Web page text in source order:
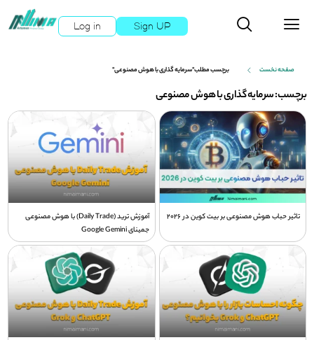
Log in Sign UP
صفحه نخست برچسب مطلب"سرمایه گذاری با هوش مصنوعی"
برچسب: سرمایه گذاری با هوش مصنوعی
تاثیر حباب هوش مصنوعی بر بیت کوین در 2026
آموزش ترید (Daily Trade) با هوش مصنوعی
جمینای Google Gemini